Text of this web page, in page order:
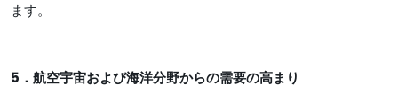
ます。
5．航空宇宙および海洋分野からの需要の高まり